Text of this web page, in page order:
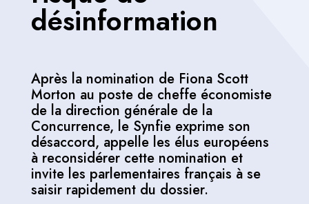
désinformation
Après la nomination de Fiona Scott
Morton au poste de cheffe économiste
de la direction générale de la
Concurrence, le Synfie exprime son
désaccord, appelle les élus européens
à reconsidérer cette nomination et
invite les parlementaires français à se
saisir rapidement du dossier.